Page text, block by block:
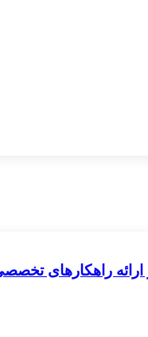
راهکارهای